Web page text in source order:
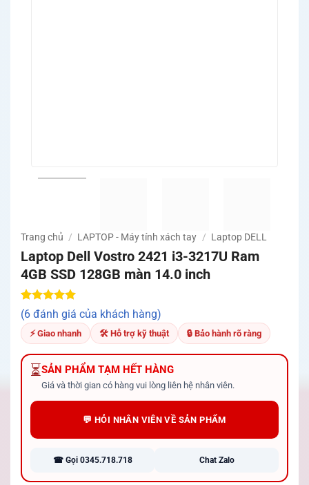
Trang chủ / LAPTOP - Máy tính xách tay / Laptop DELL
Laptop Dell Vostro 2421 i3-3217U Ram
4GB SSD 128GB màn 14.0 inch
5.00trên 5
dựa trên
6
đánh giá
(6 đánh giá của khách hàng)
⚡ Giao nhanh 🛠 Hỗ trợ kỹ thuật 🔒 Bảo hành rõ ràng
⏳SẢN PHẨM TẠM HẾT HÀNG
Giá và thời gian có hàng vui lòng liên hệ nhân viên.
💬 HỎI NHÂN VIÊN VỀ SẢN PHẨM
☎ Gọi 0345.718.718 Chat Zalo